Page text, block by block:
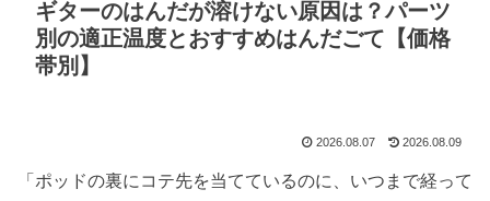
ギターのはんだが溶けない原因は？パーツ
別の適正温度とおすすめはんだごて【価格
帯別】
2026.08.07 2026.08.09
「ポッドの裏にコテ先を当てているのに、いつまで経って